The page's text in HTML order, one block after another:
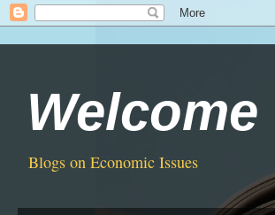
Blogs on Economic Issues